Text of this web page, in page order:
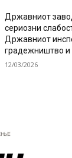
Државниот
сериозни
Државниот
градежништво и
12/03/2026